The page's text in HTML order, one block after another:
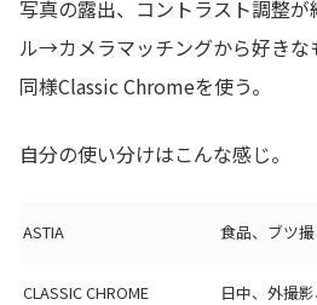
写真の露出、コントラスト調整
ル→カメラマッチングから好きな
同様Classic Chromeを使う。
自分の使い分けはこんな感じ。
ASTIA 食品、ブツ撮
CLASSIC CHROME 日中、外撮